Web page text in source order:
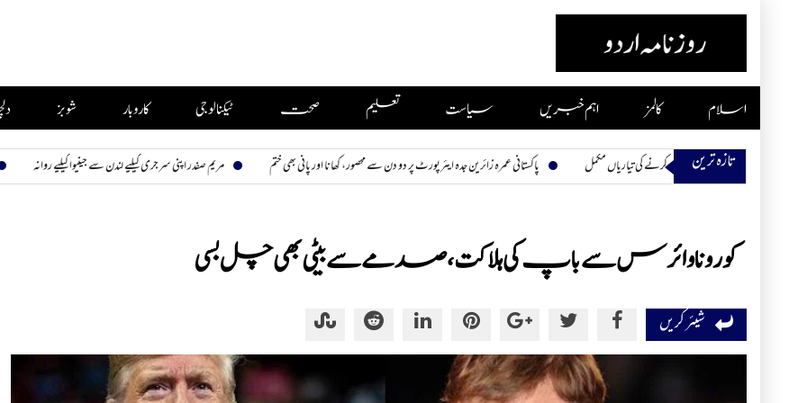
to
اسلام کالمز اہم خبریں سیاست تعلیم صحت ٹیکنالوجی کاروبار شوبز
تازہ ترین پاکستانی عمرہ زائرین جدہ ایئرپورٹ پر دو دن سے محصور، کھانا اور پانی بھی ختم مریم صفدر اپنی سرجری کیلیے لندن سے جینیوا کیلیے روانہ بیوی تیری،
کورونا وائرس سے باپ کی ہلاکت، صدمے سے بیٹی بھی چل بسی
شیئر کریں